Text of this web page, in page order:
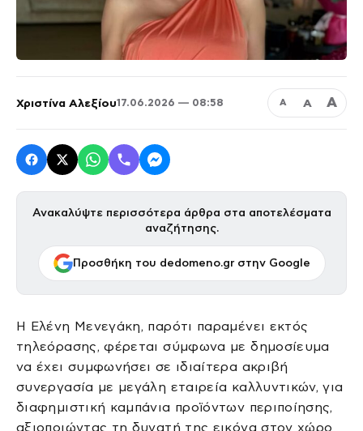
Χριστίνα Αλεξίου17.06.2026 — 08:58 Α Α Α
Ανακαλύψτε περισσότερα άρθρα στα αποτελέσματα
αναζήτησης.
Προσθήκη του dedomeno.gr στην Google
Η Ελένη Μενεγάκη, παρότι παραμένει εκτός
τηλεόρασης, φέρεται σύμφωνα με δημοσίευμα
να έχει συμφωνήσει σε ιδιαίτερα ακριβή
συνεργασία με μεγάλη εταιρεία καλλυντικών, για
διαφημιστική καμπάνια προϊόντων περιποίησης,
αξιοποιώντας τη δυνατή της εικόνα στον χώρο